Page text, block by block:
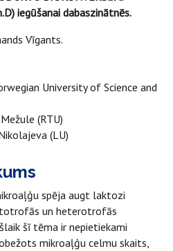
iegūšanai dabaszinātnēs.
Vīgants.
University of Science and
(RTU)
(LU)
spēja augt laktozi
un heterotrofās
šī tēma ir nepietiekami
mikroaļģu celmu skaits,